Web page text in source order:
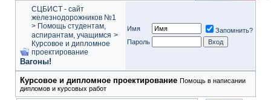
СЦБИСТ - сайт
железнодорожников №1
> Помощь студентам,
аспирантам, учащимся >
Курсовое и дипломное
проектирование
Вагоны!
Имя
Запомнить?
Пароль
Курсовое и дипломное проектирование Помощь в написании
дипломов и курсовых работ